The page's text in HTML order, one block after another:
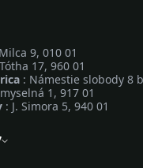
9, 010 01
17, 960 01
: Námestie slobody 8
1, 917 01
: J. Simora 5, 940 01